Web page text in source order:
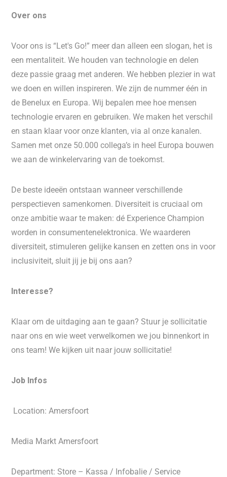
Over ons
Voor ons is “Let's Go!” meer dan alleen een slogan, het is
een mentaliteit. We houden van technologie en delen
deze passie graag met anderen. We hebben plezier in wat
we doen en willen inspireren. We zijn de nummer één in
de Benelux en Europa. Wij bepalen mee hoe mensen
technologie ervaren en gebruiken. We maken het verschil
en staan klaar voor onze klanten, via al onze kanalen.
Samen met onze 50.000 collega’s in heel Europa bouwen
we aan de winkelervaring van de toekomst.
De beste ideeën ontstaan wanneer verschillende
perspectieven samenkomen. Diversiteit is cruciaal om
onze ambitie waar te maken: dé Experience Champion
worden in consumentenelektronica. We waarderen
diversiteit, stimuleren gelijke kansen en zetten ons in voor
inclusiviteit, sluit jij je bij ons aan?
Interesse?
Klaar om de uitdaging aan te gaan? Stuur je sollicitatie
naar ons en wie weet verwelkomen we jou binnenkort in
ons team! We kijken uit naar jouw sollicitatie!
Job Infos
​Location: Amersfoort
Media Markt Amersfoort
Department: Store – Kassa / Infobalie / Service